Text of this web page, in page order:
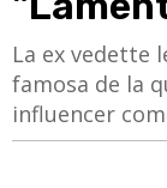
La ex vedette
famosa de la
influencer